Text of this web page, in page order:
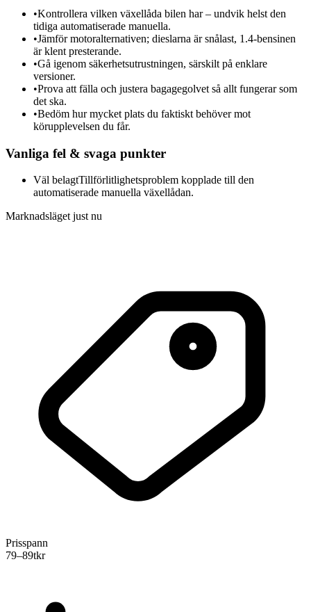
•Kontrollera vilken växellåda bilen har – undvik helst den
tidiga automatiserade manuella.
•Jämför motoralternativen; dieslarna är snålast, 1.4-bensinen
är klent presterande.
•Gå igenom säkerhetsutrustningen, särskilt på enklare
versioner.
•Prova att fälla och justera bagagegolvet så allt fungerar som
det ska.
•Bedöm hur mycket plats du faktiskt behöver mot
körupplevelsen du får.
Vanliga fel & svaga punkter
Väl belagtTillförlitlighetsproblem kopplade till den
automatiserade manuella växellådan.
Marknadsläget just nu
Prisspann
79–89tkr